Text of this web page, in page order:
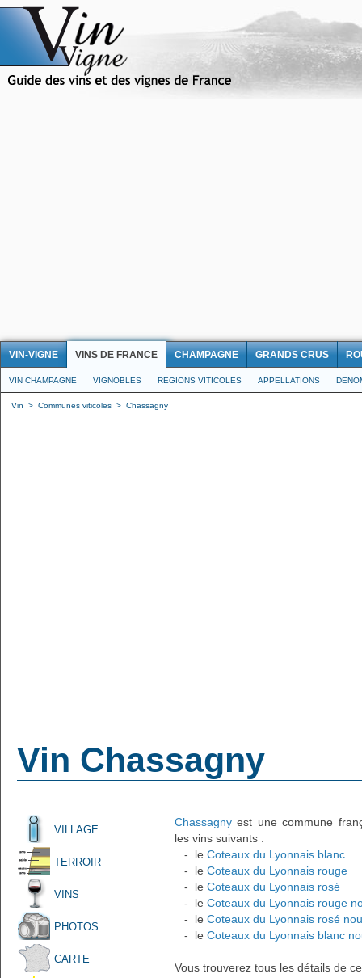
VIN-VIGNE VINS DE FRANCE CHAMPAGNE GRANDS CRUS
VIN CHAMPAGNE VIGNOBLES REGIONS VITICOLES APPELLATIONS
Vin > Communes viticoles > Chassagny
Vin Chassagny
VILLAGE
TERROIR
VINS
PHOTOS
CARTE
Chassagny est une commune
les vins suivants :
- le Coteaux du Lyonnais blanc
- le Coteaux du Lyonnais rouge
- le Coteaux du Lyonnais rosé
- le Coteaux du Lyonnais rouge
- le Coteaux du Lyonnais rosé
- le Coteaux du Lyonnais blanc
Vous trouverez tous les détails de